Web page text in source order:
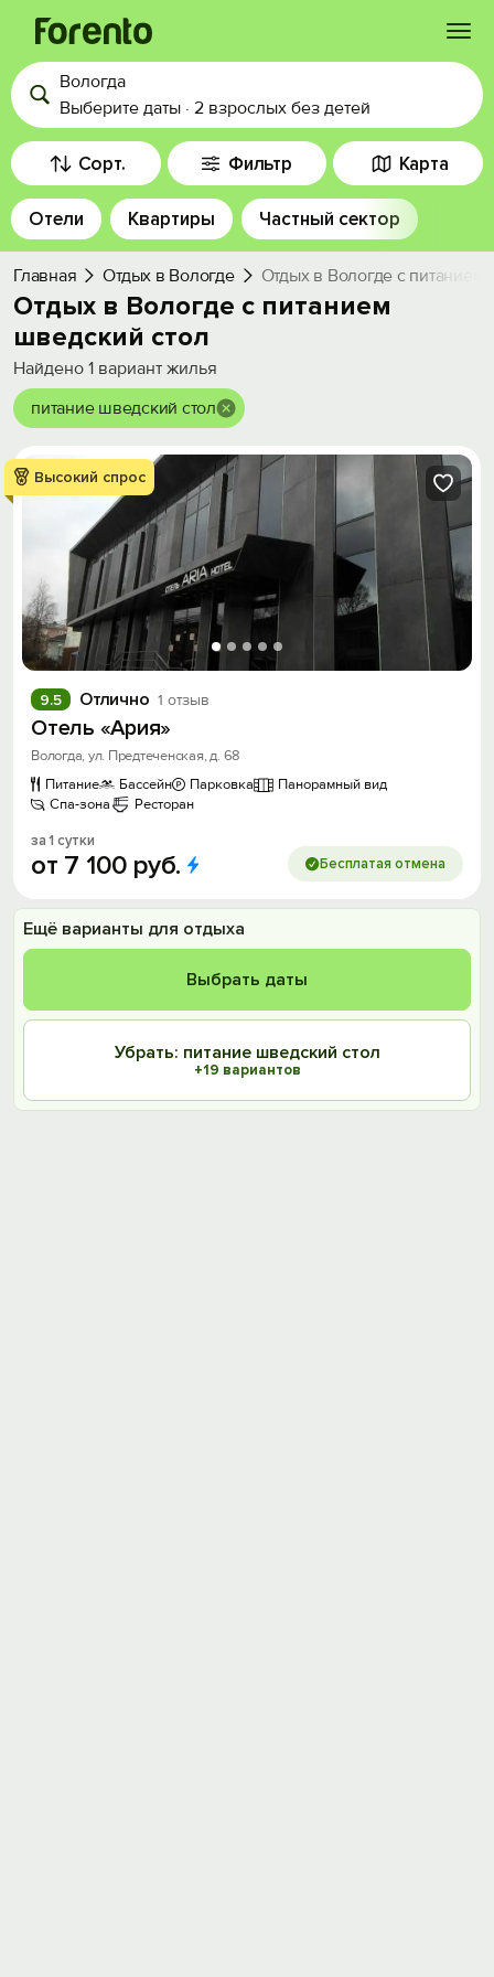
Войти
Избранное
История просмотра
Добавить свой объект
Вологда
Выберите даты · 2 взрослых без детей
Сорт. Фильтр Карта
Отели Квартиры Частный сектор
Главная Отдых в Вологде Отдых в Вологде с питанием
Отдых в Вологде с питанием
шведский стол
Найдено 1 вариант жилья
питание шведский стол
Высокий спрос
Отлично 1 отзыв
9.5
Отель «Ария»
Вологда, ул. Предтеченская, д. 68
Питание
Бассейн Парковка
Панорамный вид
Спа-зона
Ресторан
за 1 сутки
от 7 100 руб. Бесплатая отмена
Ещё варианты для отдыха
Выбрать даты
Убрать: питание шведский стол
+19 вариантов